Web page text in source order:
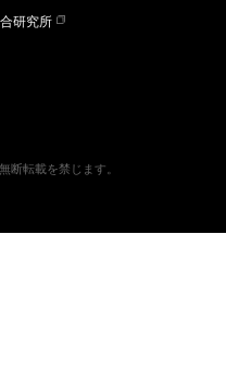
研究所
断転載を禁じます。